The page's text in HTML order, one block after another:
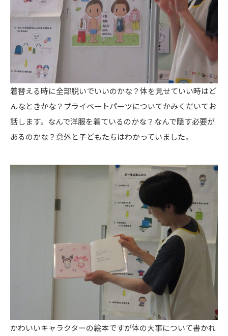
着替える時に全部脱いでいいのかな？体を見せていい時はど
んなときかな？プライベートパーツについてかみくだいてお
話します。なんで洋服を着ているのかな？なんで隠す必要が
あるのかな？意外と子どもたちはわかっていました。
かわいいキャラクターの絵本ですが体の大事について書かれ